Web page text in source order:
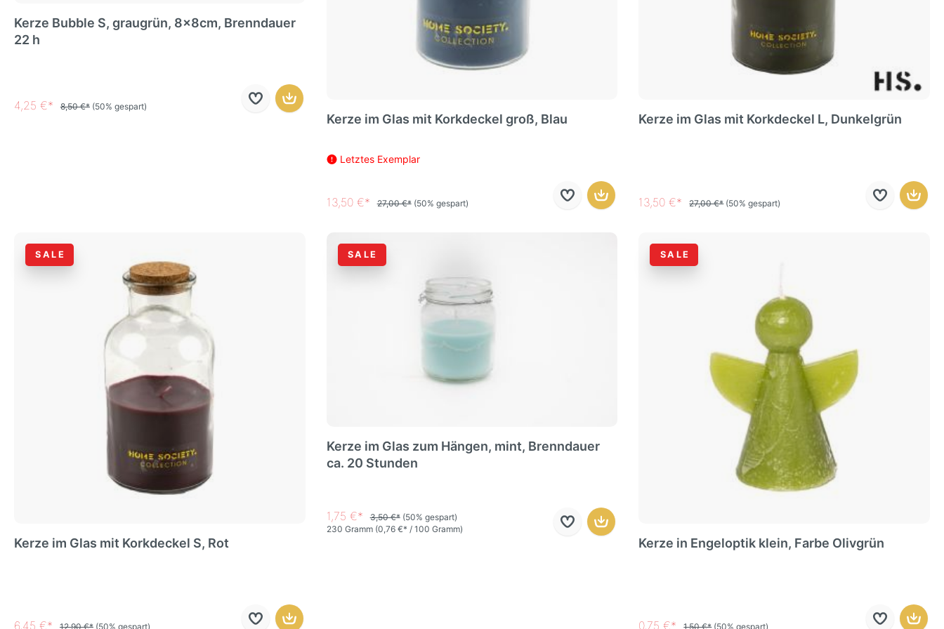
Kerze Bubble S, graugrün, 8x8cm, Brenndauer
22 h
4,25 €* 8,50 €* (50% gespart)
Kerze im Glas mit Korkdeckel groß, Blau
Letztes Exemplar
13,50 €* 27,00 €* (50% gespart)
Kerze im Glas mit Korkdeckel L, Dunkelgrün
13,50 €* 27,00 €* (50% gespart)
SALE
Kerze im Glas mit Korkdeckel S, Rot
6,45 €* 12,90 €* (50% gespart)
SALE
Kerze im Glas zum Hängen, mint, Brenndauer
ca. 20 Stunden
1,75 €* 3,50 €* (50% gespart)
230 Gramm (0,76 €* / 100 Gramm)
SALE
Kerze in Engeloptik klein, Farbe Olivgrün
0,75 €* 1,50 €* (50% gespart)